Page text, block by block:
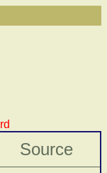
Source